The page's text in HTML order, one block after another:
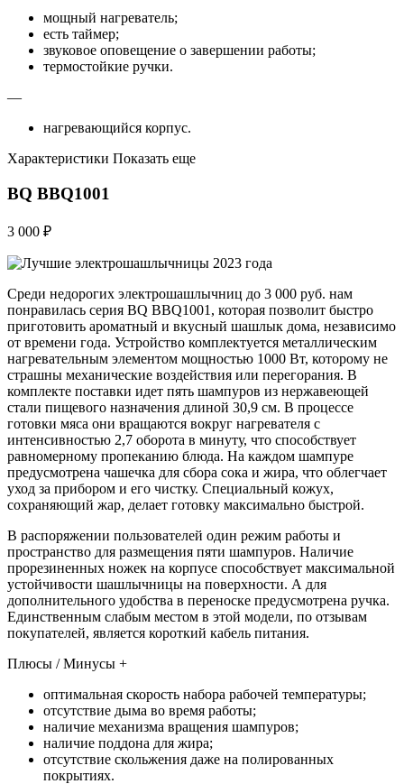
мощный нагреватель;
есть таймер;
звуковое оповещение о завершении работы;
термостойкие ручки.
—
нагревающийся корпус.
Характеристики Показать еще
BQ BBQ1001
3 000 ₽
Среди недорогих электрошашлычниц до 3 000 руб. нам
понравилась серия BQ BBQ1001, которая позволит быстро
приготовить ароматный и вкусный шашлык дома, независимо
от времени года. Устройство комплектуется металлическим
нагревательным элементом мощностью 1000 Вт, которому не
страшны механические воздействия или перегорания. В
комплекте поставки идет пять шампуров из нержавеющей
стали пищевого назначения длиной 30,9 см. В процессе
готовки мяса они вращаются вокруг нагревателя с
интенсивностью 2,7 оборота в минуту, что способствует
равномерному пропеканию блюда. На каждом шампуре
предусмотрена чашечка для сбора сока и жира, что облегчает
уход за прибором и его чистку. Специальный кожух,
сохраняющий жар, делает готовку максимально быстрой.
В распоряжении пользователей один режим работы и
пространство для размещения пяти шампуров. Наличие
прорезиненных ножек на корпусе способствует максимальной
устойчивости шашлычницы на поверхности. А для
дополнительного удобства в переноске предусмотрена ручка.
Единственным слабым местом в этой модели, по отзывам
покупателей, является короткий кабель питания.
Плюсы / Минусы +
оптимальная скорость набора рабочей температуры;
отсутствие дыма во время работы;
наличие механизма вращения шампуров;
наличие поддона для жира;
отсутствие скольжения даже на полированных
покрытиях.